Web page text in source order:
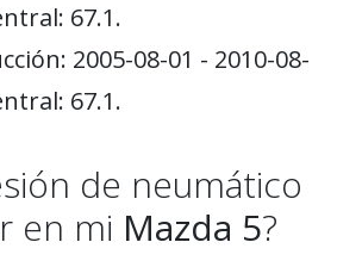
67.1.
2005-08-01 - 2010-08-
67.1.
de neumático
en mi Mazda 5?